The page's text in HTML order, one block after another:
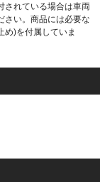
されている場合は車両
さい。商品には必要な
め)を付属していま